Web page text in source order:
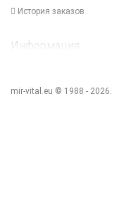
История заказов
Информация
AGB
mir-vital.eu © 1988 - 2026.